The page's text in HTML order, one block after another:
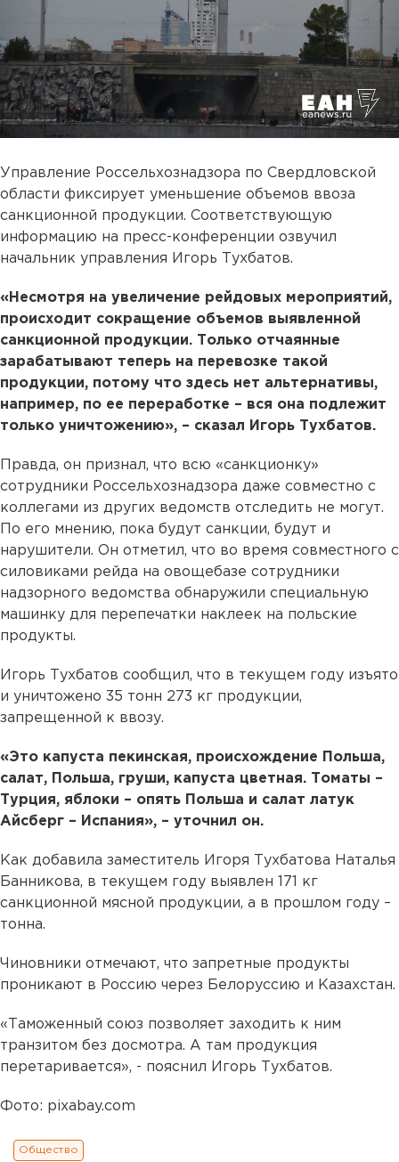
Управление Россельхознадзора по Свердловской
области фиксирует уменьшение объемов ввоза
санкционной продукции. Соответствующую
информацию на пресс-конференции озвучил
начальник управления Игорь Тухбатов.
«Несмотря на увеличение рейдовых мероприятий,
происходит сокращение объемов выявленной
санкционной продукции. Только отчаянные
зарабатывают теперь на перевозке такой
продукции, потому что здесь нет альтернативы,
например, по ее переработке – вся она подлежит
только уничтожению», – сказал Игорь Тухбатов.
Правда, он признал, что всю «санкционку»
сотрудники Россельхознадзора даже совместно с
коллегами из других ведомств отследить не могут.
По его мнению, пока будут санкции, будут и
нарушители. Он отметил, что во время совместного с
силовиками рейда на овощебазе сотрудники
надзорного ведомства обнаружили специальную
машинку для перепечатки наклеек на польские
продукты.
Игорь Тухбатов сообщил, что в текущем году изъято
и уничтожено 35 тонн 273 кг продукции,
запрещенной к ввозу.
«Это капуста пекинская, происхождение Польша,
салат, Польша, груши, капуста цветная. Томаты –
Турция, яблоки – опять Польша и салат латук
Айсберг – Испания», – уточнил он.
Как добавила заместитель Игоря Тухбатова Наталья
Банникова, в текущем году выявлен 171 кг
санкционной мясной продукции, а в прошлом году –
тонна.
Чиновники отмечают, что запретные продукты
проникают в Россию через Белоруссию и Казахстан.
«Таможенный союз позволяет заходить к ним
транзитом без досмотра. А там продукция
перетаривается», - пояснил Игорь Тухбатов.
Фото: pixabay.com
Общество